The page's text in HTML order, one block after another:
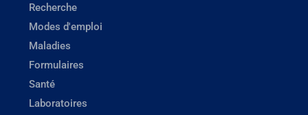
Recherche
Modes d'emploi
Maladies
Formulaires
Santé
Laboratoires